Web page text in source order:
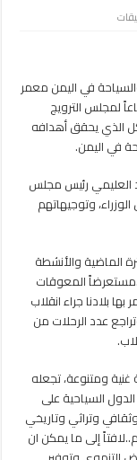
يناقش
إنعاش
الحركة
والترويج
في
اليمن
مغلقة
في اليمن معمر
لمجلس الترويج
الذي يحقق أهدافه
في اليمن.
العليمي رئيس مجلس
وتوجيهاتهم
الماضية والأنشطة
المعوقات
بلادنا جراء انقلاب
عدد الرحلات من
ومتنوعة، تجعله
السياحية على
وتراثي وتاريخي
إلى ما يمكن ان